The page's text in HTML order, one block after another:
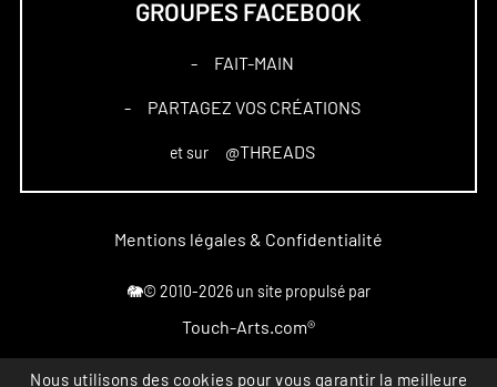
GROUPES FACEBOOK
– FAIT-MAIN
– PARTAGEZ VOS CRÉATIONS
et sur @THREADS
Mentions légales & Confidentialité
🐘© 2010-2026 un site propulsé par
Touch-Arts.com®
Marque déposée
Nous utilisons des cookies pour vous garantir la meilleure